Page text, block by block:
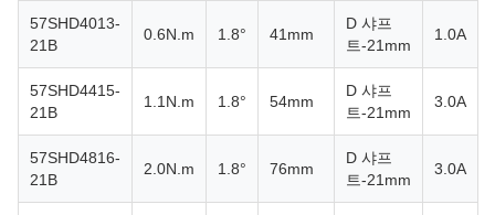
57SHD4013-
21B
0.6N.m 1.8° 41mm
D 샤프
트-21mm
1.0A
57SHD4415-
21B
1.1N.m 1.8° 54mm
D 샤프
트-21mm
3.0A
57SHD4816-
21B
2.0N.m 1.8° 76mm
D 샤프
트-21mm
3.0A